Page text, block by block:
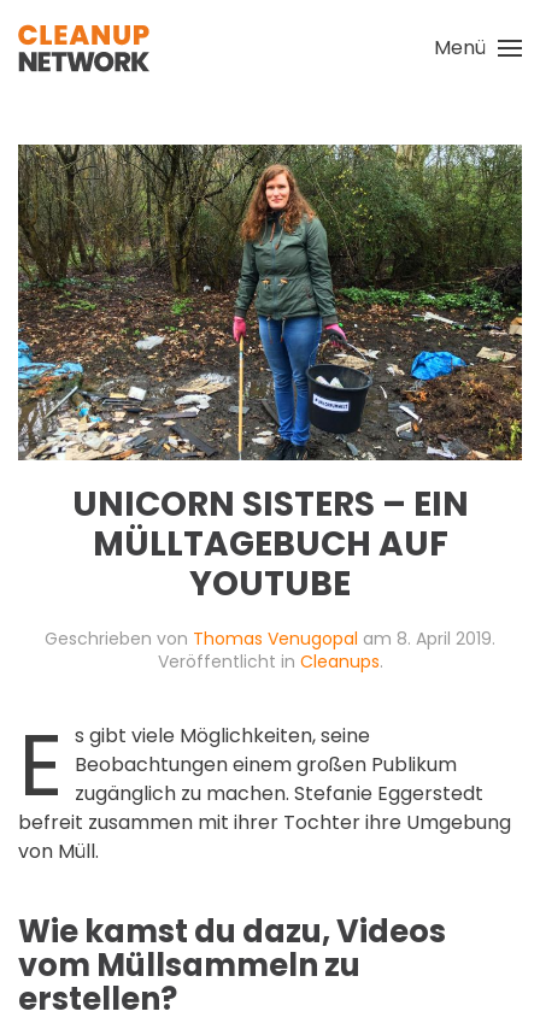
Zum Hauptinhalt springen
Menü
UNICORN SISTERS – EIN
MÜLLTAGEBUCH AUF
YOUTUBE
Geschrieben von Thomas Venugopal am 8. April 2019.
Veröffentlicht in Cleanups.
E
s gibt viele Möglichkeiten, seine
Beobachtungen einem großen Publikum
zugänglich zu machen. Stefanie Eggerstedt
befreit zusammen mit ihrer Tochter ihre Umgebung
von Müll.
Wie kamst du dazu, Videos
vom Müllsammeln zu
erstellen?